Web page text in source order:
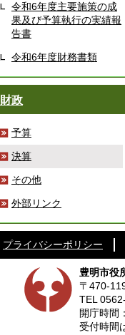
令和6年度主要施策の成
果及び予算執行の実績報
告書
令和6年度財務書類
財政
予算
決算
その他
外部リンク
プライバシーポリシー
豊明市役
〒470-
TEL
開庁時間
受付時間は業務